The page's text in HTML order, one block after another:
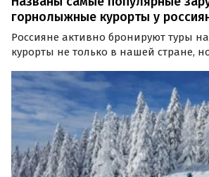
горнолыжные курорты у
Россияне активно бронируют туры
курорты не только в нашей стране,
ссылкой на представителей пресс-
(Российский институт туриндустрии).